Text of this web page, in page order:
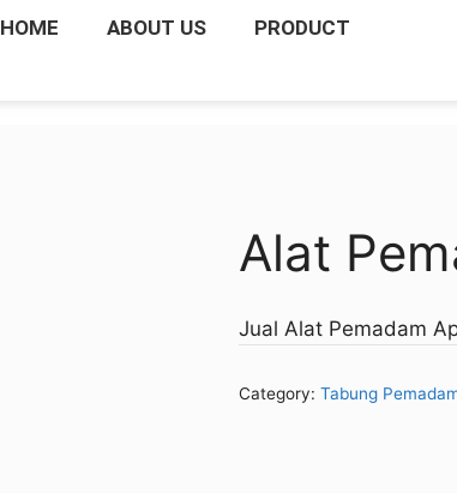
HOME ABOUT US PRODUCT
Alat
Jual Alat Pemadam
Category: Tabung